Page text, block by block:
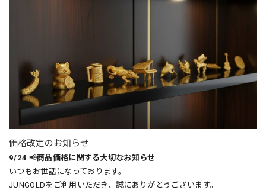
価格改定のお知らせ
9/24 📢商品価格に関する大切なお知らせ
いつもお世話になっております。
JUNGOLDをご利用いただき、誠にありがとうございます。